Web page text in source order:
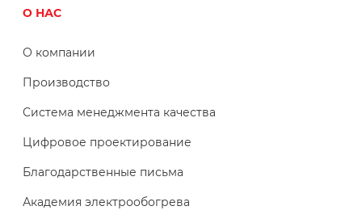
О НАС
О компании
Производство
Система менеджмента качества
Цифровое проектирование
Благодарственные письма
Академия электрообогрева